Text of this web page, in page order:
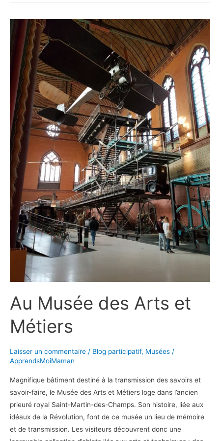
Au Musée des Arts et
Métiers
Laisser un commentaire / Blog participatif, Musées /
ApprendsMoiMaman
Magnifique bâtiment destiné à la transmission des savoirs et
savoir-faire, le Musée des Arts et Métiers loge dans l’ancien
prieuré royal Saint-Martin-des-Champs. Son histoire, liée aux
idéaux de la Révolution, font de ce musée un lieu de mémoire
et de transmission. Les visiteurs découvrent donc une